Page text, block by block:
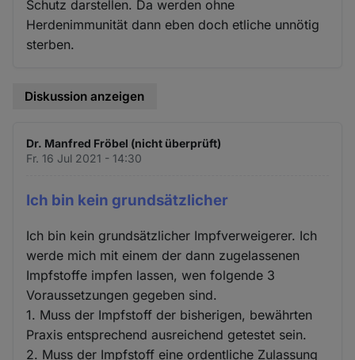
Schutz darstellen. Da werden ohne
Herdenimmunität dann eben doch etliche unnötig
sterben.
Diskussion anzeigen
Dr. Manfred Fröbel (nicht überprüft)
Fr. 16 Jul 2021 - 14:30
Ich bin kein grundsätzlicher
Ich bin kein grundsätzlicher Impfverweigerer. Ich
werde mich mit einem der dann zugelassenen
Impfstoffe impfen lassen, wen folgende 3
Voraussetzungen gegeben sind.
1. Muss der Impfstoff der bisherigen, bewährten
Praxis entsprechend ausreichend getestet sein.
2. Muss der Impfstoff eine ordentliche Zulassung